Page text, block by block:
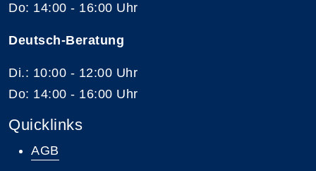
Do: 14:00 - 16:00 Uhr
Deutsch-Beratung
Di.: 10:00 - 12:00 Uhr
Do: 14:00 - 16:00 Uhr
Quicklinks
AGB